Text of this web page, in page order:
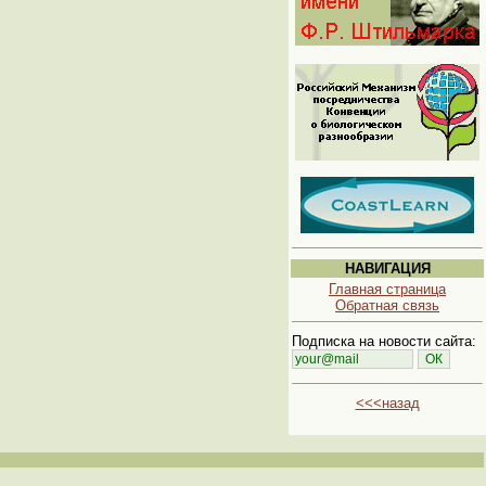
НАВИГАЦИЯ
Главная страница
Обратная связь
Подписка на новости сайта:
<<<назад